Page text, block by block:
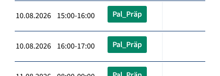
10.08.2026 15:00-16:00 Pal_Präp
10.08.2026 16:00-17:00 Pal_Präp